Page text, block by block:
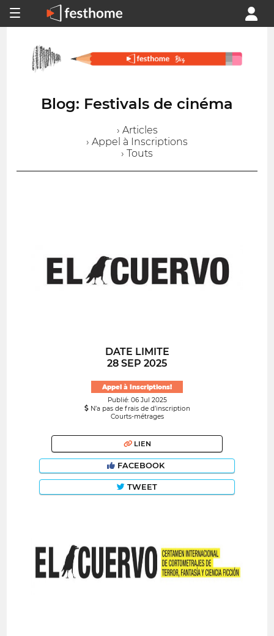
Blog: Festivals de cinéma
› Articles
› Appel à Inscriptions
› Touts
DATE LIMITE
28 SEP 2025
Appel à Inscriptions!
Publié: 06 Jul 2025
N’a pas de frais de d’inscription
Courts-métrages
LIEN
FACEBOOK
TWEET